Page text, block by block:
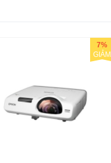
7%
GIẢM